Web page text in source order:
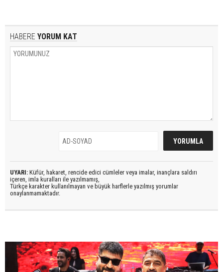
HABERE YORUM KAT
UYARI: Küfür, hakaret, rencide edici cümleler veya imalar, inançlara saldırı
içeren, imla kuralları ile yazılmamış,
Türkçe karakter kullanılmayan ve büyük harflerle yazılmış yorumlar
onaylanmamaktadır.